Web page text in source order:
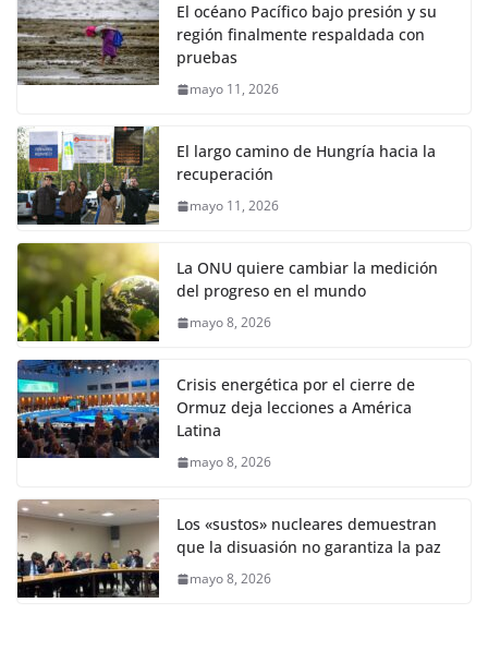
El océano Pacífico bajo presión y su
región finalmente respaldada con
pruebas
mayo 11, 2026
El largo camino de Hungría hacia la
recuperación
mayo 11, 2026
La ONU quiere cambiar la medición
del progreso en el mundo
mayo 8, 2026
Crisis energética por el cierre de
Ormuz deja lecciones a América
Latina
mayo 8, 2026
Los «sustos» nucleares demuestran
que la disuasión no garantiza la paz
mayo 8, 2026